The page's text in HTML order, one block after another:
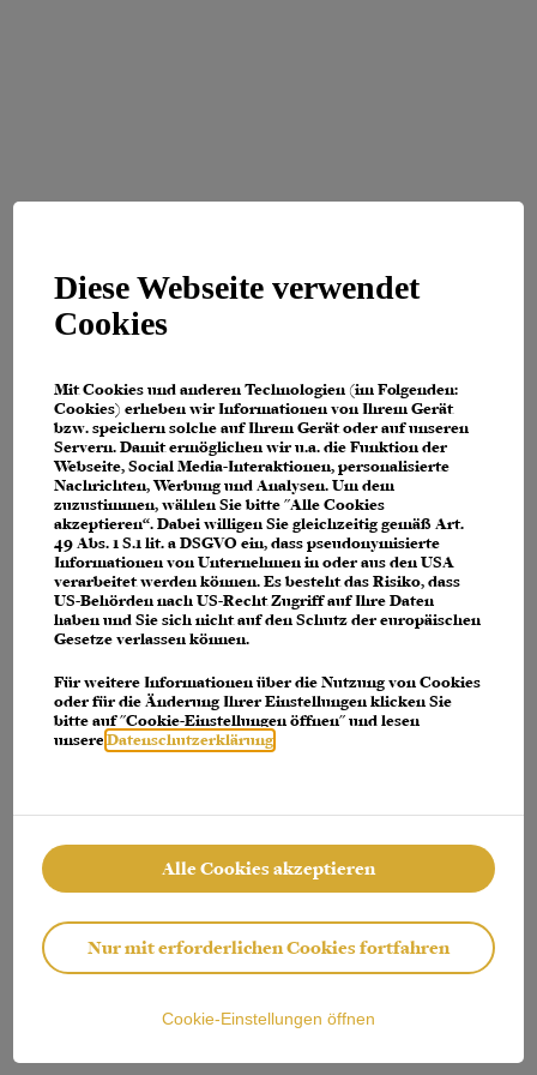
Diese Webseite verwendet
Cookies
Mit Cookies und anderen Technologien (im Folgenden:
Cookies) erheben wir Informationen von Ihrem Gerät
bzw. speichern solche auf Ihrem Gerät oder auf unseren
Servern. Damit ermöglichen wir u.a. die Funktion der
Webseite, Social Media-Interaktionen, personalisierte
Nachrichten, Werbung und Analysen. Um dem
zuzustimmen, wählen Sie bitte "Alle Cookies
akzeptieren“. Dabei willigen Sie gleichzeitig gemäß Art.
49 Abs. 1 S.1 lit. a DSGVO ein, dass pseudonymisierte
Informationen von Unternehmen in oder aus den USA
verarbeitet werden können. Es besteht das Risiko, dass
US-Behörden nach US-Recht Zugriff auf Ihre Daten
haben und Sie sich nicht auf den Schutz der europäischen
Gesetze verlassen können.
Für weitere Informationen über die Nutzung von Cookies
oder für die Änderung Ihrer Einstellungen klicken Sie
bitte auf "Cookie-Einstellungen öffnen" und lesen
unsereDatenschutzerklärung
Alle Cookies akzeptieren
Nur mit erforderlichen Cookies fortfahren
Cookie-Einstellungen öffnen
Application error: a client-side exception has occurred (see the browser
console for more information).